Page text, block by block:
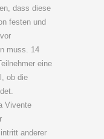
dass diese
festen und
muss. 14
eine
ob die
Vivente
anderer